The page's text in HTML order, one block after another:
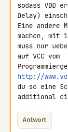
sodass VDD
Delay)
Eine andere
machen, mit
muss nur
auf VCC vom
http://
du so eine
additional
Antwort